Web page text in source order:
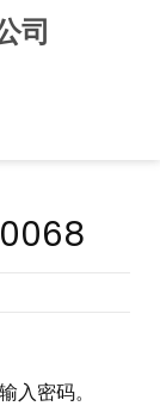
司
入密码。